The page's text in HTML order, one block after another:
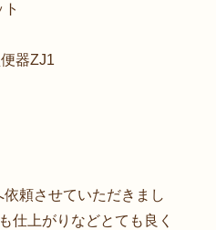
便器ZJ1
頼させていただきまし
仕上がりなどとても良く